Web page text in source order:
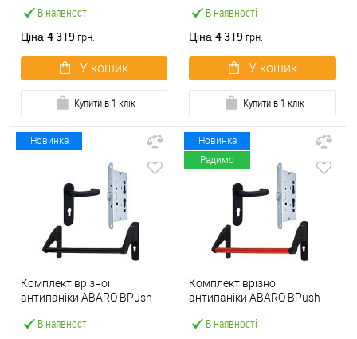
В наявності
Ціна 4 319 грн.
У кошик
Купити в 1 клік
В наявності
Ціна 4 319 грн.
У кошик
Купити в 1 клік
Новинка
В наявності
Комплект врізної
антипаніки ABARO BPush
чорний із замком та ручкою
Новинка
Радимо
В наявності
Комплект врізної
антипаніки ABARO BPush
червоний із замком та